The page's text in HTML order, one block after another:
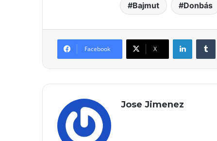
Bajmut Donbás
Facebook X
LinkedIn
Jose Jimenez